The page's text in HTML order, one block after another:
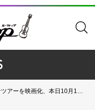
画化、本日10月1日(金)より劇場公開！